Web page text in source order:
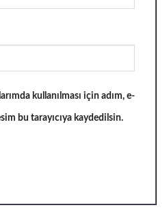
kullanılması için adım, e-
bu tarayıcıya kaydedilsin.